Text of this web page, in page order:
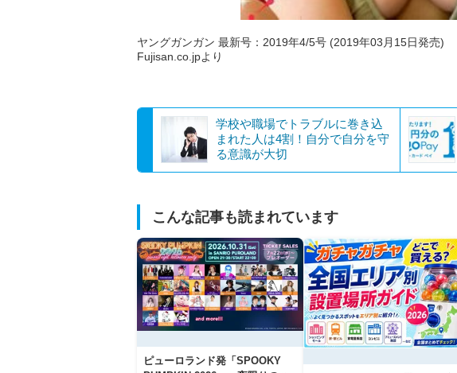
ヤングガンガン 最新号：2019年4/5号 (2019年03月15日発売)
Fujisan.co.jpより
学校や職場でトラブルに巻き込
まれた人は4割！自分で自分を守
る意識が大切
こんな記事も読まれています
ピューロランド発「SPOOKY